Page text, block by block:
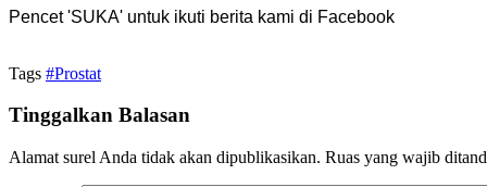
Pencet 'SUKA' untuk ikuti berita kami di Facebook
Tags #Prostat
Tinggalkan Balasan
Alamat surel Anda tidak akan dipublikasikan. Ruas yang wajib